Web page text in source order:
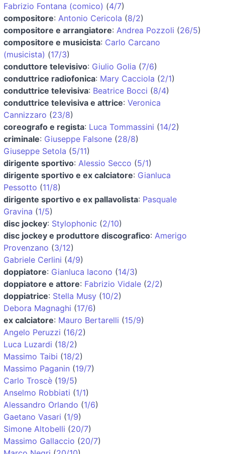
Fabrizio Fontana (comico) (4/7)
compositore: Antonio Cericola (8/2)
compositore e arrangiatore: Andrea Pozzoli (26/5)
compositore e musicista: Carlo Carcano
(musicista) (17/3)
conduttore televisivo: Giulio Golia (7/6)
conduttrice radiofonica: Mary Cacciola (2/1)
conduttrice televisiva: Beatrice Bocci (8/4)
conduttrice televisiva e attrice: Veronica
Cannizzaro (23/8)
coreografo e regista: Luca Tommassini (14/2)
criminale: Giuseppe Falsone (28/8)
Giuseppe Setola (5/11)
dirigente sportivo: Alessio Secco (5/1)
dirigente sportivo e ex calciatore: Gianluca
Pessotto (11/8)
dirigente sportivo e ex pallavolista: Pasquale
Gravina (1/5)
disc jockey: Stylophonic (2/10)
disc jockey e produttore discografico: Amerigo
Provenzano (3/12)
Gabriele Cerlini (4/9)
doppiatore: Gianluca Iacono (14/3)
doppiatore e attore: Fabrizio Vidale (2/2)
doppiatrice: Stella Musy (10/2)
Debora Magnaghi (17/6)
ex calciatore: Mauro Bertarelli (15/9)
Angelo Peruzzi (16/2)
Luca Luzardi (18/2)
Massimo Taibi (18/2)
Massimo Paganin (19/7)
Carlo Troscè (19/5)
Anselmo Robbiati (1/1)
Alessandro Orlando (1/6)
Gaetano Vasari (1/9)
Simone Altobelli (20/7)
Massimo Gallaccio (20/7)